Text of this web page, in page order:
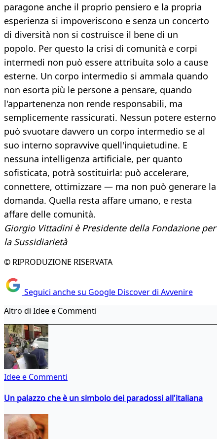
paragone anche il proprio pensiero e la propria
esperienza si impoveriscono e senza un concerto
di diversità non si costruisce il bene di un
popolo. Per questo la crisi di comunità e corpi
intermedi non può essere attribuita solo a cause
esterne. Un corpo intermedio si ammala quando
non esorta più le persone a pensare, quando
l'appartenenza non rende responsabili, ma
semplicemente rassicurati. Nessun potere esterno
può svuotare davvero un corpo intermedio se al
suo interno sopravvive quell'inquietudine. E
nessuna intelligenza artificiale, per quanto
sofisticata, potrà sostituirla: può accelerare,
connettere, ottimizzare — ma non può generare la
domanda. Quella resta affare umano, e resta
affare delle comunità.
Giorgio Vittadini è Presidente della Fondazione per
la Sussidiarietà
© RIPRODUZIONE RISERVATA
Seguici anche su Google Discover di Avvenire
Altro di Idee e Commenti
Idee e Commenti
Un palazzo che è un simbolo dei paradossi all'italiana